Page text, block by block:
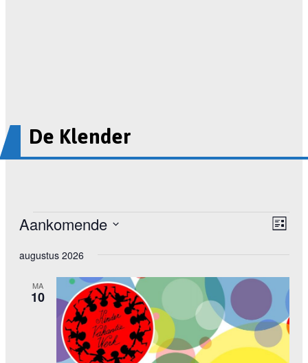
De Klender